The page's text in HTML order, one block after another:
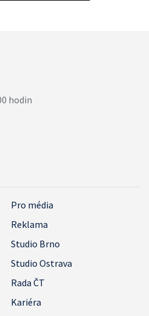
Pro média
Reklama
Studio Brno
Studio Ostrava
Rada ČT
Kariéra